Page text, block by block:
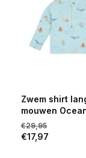
Zwem shirt
mouwen
€29,95
€17,97